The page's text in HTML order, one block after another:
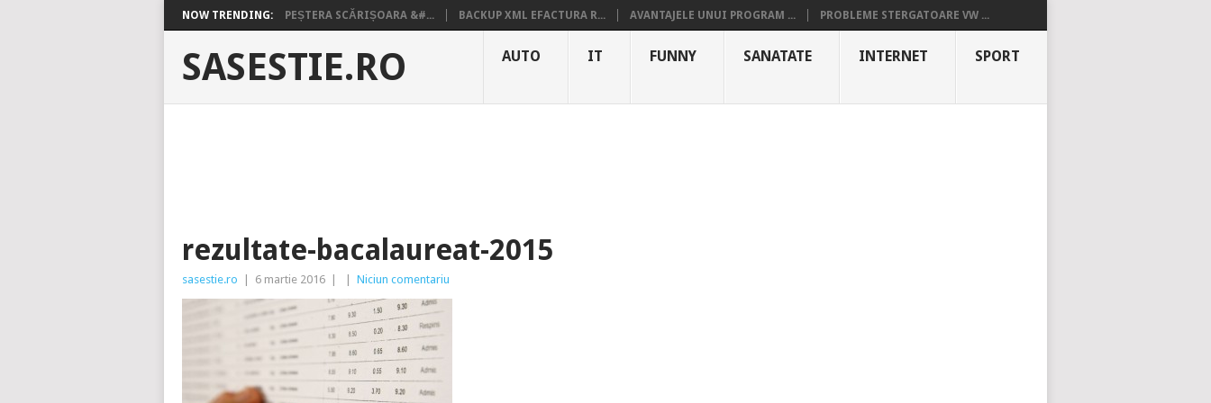
NOW TRENDING: PEȘTERA SCĂRIȘOARA &#... BACKUP XML EFACTURA R... AVANTAJELE UNUI PROGRAM ... PROBLEME STERGATOARE VW ...
SASESTIE.RO AUTO IT FUNNY SANATATE INTERNET SPORT
rezultate-bacalaureat-2015
sasestie.ro 6 martie 2016 Niciun comentariu